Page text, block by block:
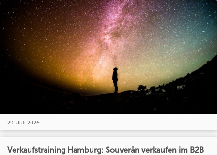
29. Juli 2026
Verkaufstraining Hamburg: Souverän verkaufen im B2B